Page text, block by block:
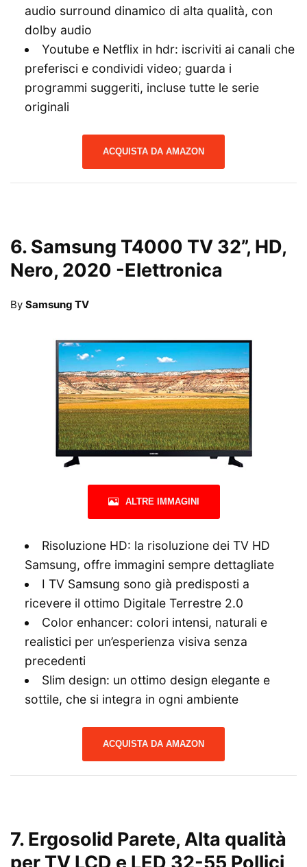
audio surround dinamico di alta qualità, con
dolby audio
Youtube e Netflix in hdr: iscriviti ai canali che
preferisci e condividi video; guarda i
programmi suggeriti, incluse tutte le serie
originali
ACQUISTA DA AMAZON
6. Samsung T4000 TV 32”, HD,
Nero, 2020 -Elettronica
By Samsung TV
ALTRE IMMAGINI
Risoluzione HD: la risoluzione dei TV HD
Samsung, offre immagini sempre dettagliate
I TV Samsung sono già predisposti a
ricevere il ottimo Digitale Terrestre 2.0
Color enhancer: colori intensi, naturali e
realistici per un’esperienza visiva senza
precedenti
Slim design: un ottimo design elegante e
sottile, che si integra in ogni ambiente
ACQUISTA DA AMAZON
7. Ergosolid Parete, Alta qualità